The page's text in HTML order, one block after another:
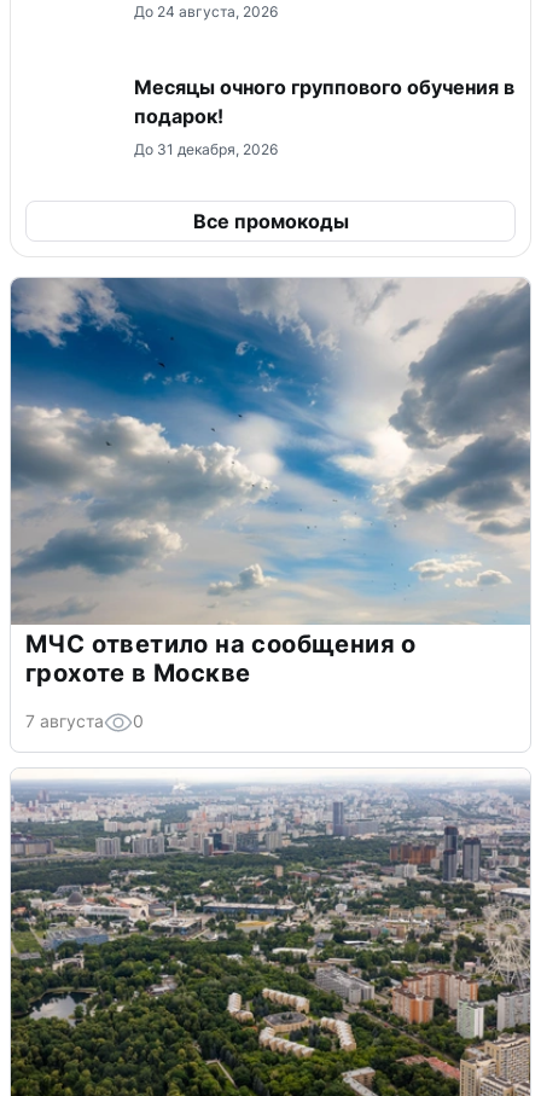
До 24 августа, 2026
Месяцы очного группового обучения в
подарок!
До 31 декабря, 2026
Все промокоды
МЧС ответило на сообщения о
грохоте в Москве
7 августа 0